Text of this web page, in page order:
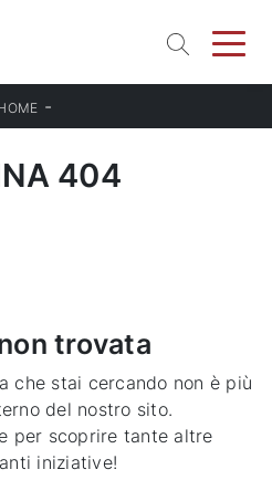
-
404
trovata
che stai cercando non è più
del nostro sito.
per scoprire tante altre
iniziative!